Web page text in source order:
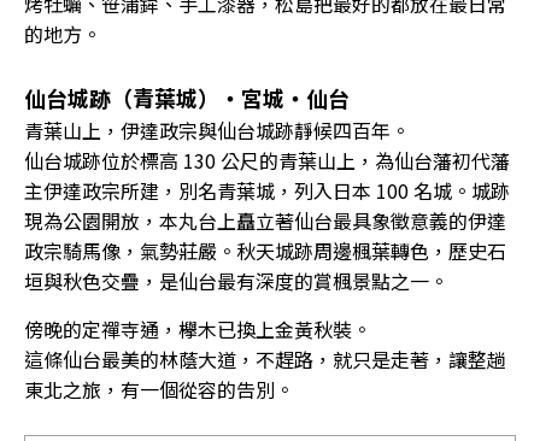
的地方。
仙台城跡（青葉城）・宮城・仙台
青葉山上，伊達政宗與仙台城跡靜候四百年。
仙台城跡位於標高 130 公尺的青葉山上，為仙台藩初代藩
主伊達政宗所建，別名青葉城，列入日本 100 名城。城跡
現為公園開放，本丸台上矗立著仙台最具象徵意義的伊達
政宗騎馬像，氣勢莊嚴。秋天城跡周邊楓葉轉色，歷史石
垣與秋色交疊，是仙台最有深度的賞楓景點之一。
傍晚的定禪寺通，欅木已換上金黃秋裝。
這條仙台最美的林蔭大道，不趕路，就只是走著，讓整趟
東北之旅，有一個從容的告別。